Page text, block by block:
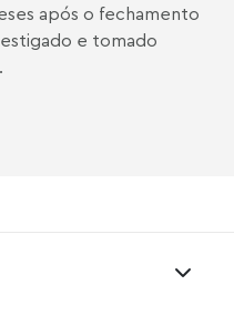
após o fechamento
e tomado